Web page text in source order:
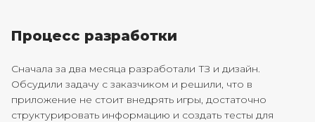
Процесс разработки
Сначала за два месяца разработали ТЗ и дизайн.
Обсудили задачу с заказчиком и решили, что в
приложение не стоит внедрять игры, достаточно
структурировать информацию и создать тесты для